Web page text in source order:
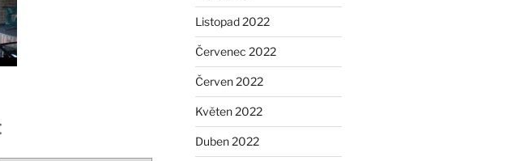
Listopad 2022
Červenec 2022
Červen 2022
Květen 2022
Duben 2022